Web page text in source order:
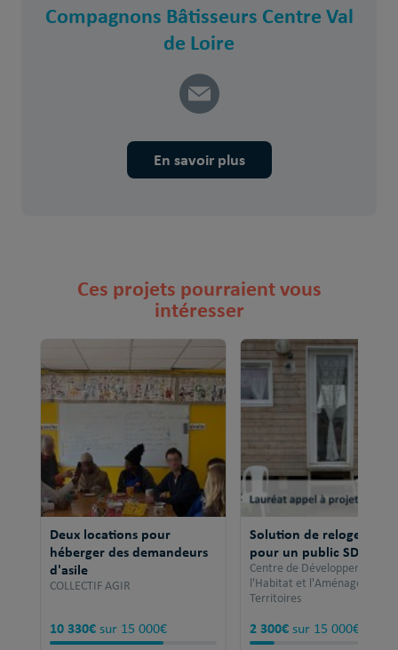
Compagnons Bâtisseurs Centre Val
de Loire
En savoir plus
Ces projets pourraient vous
intéresser
Deux locations pour
héberger des demandeurs
d'asile
COLLECTIF AGIR
10 330€ sur 15 000€
Solution de relogement
pour un public SDF
Centre de Développement
l'Habitat et l'Aménagement
Territoires
2 300€ sur 15 000€